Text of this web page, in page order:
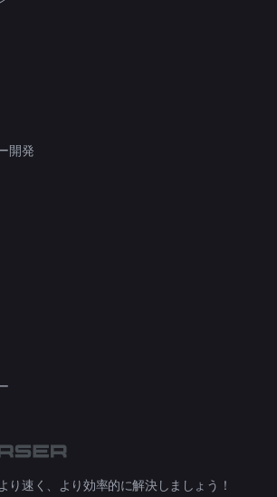
開発
り速く、より効率的に解決しましょう！